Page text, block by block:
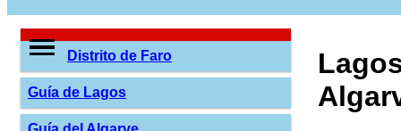
Distrito de Faro
Guía de Lagos